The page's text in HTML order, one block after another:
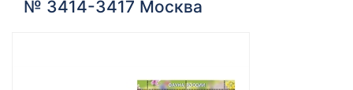
№ 3414-3417 Москва